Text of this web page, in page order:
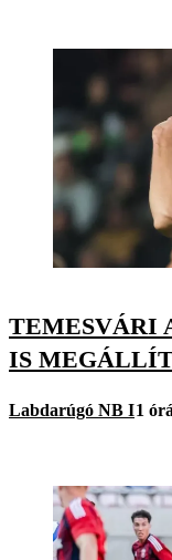
TEMESVÁRI
IS
Labdarúgó NB I1